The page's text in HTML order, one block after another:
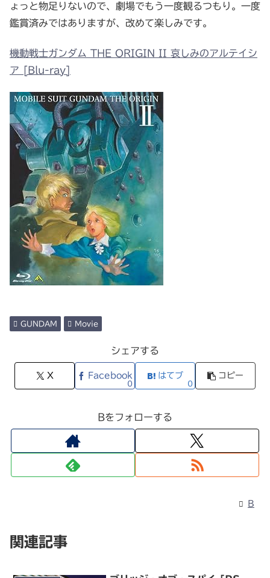
ょっと物足りないので、劇場でもう一度観るつもり。一度
鑑賞済みではありますが、改めて楽しみです。
機動戦士ガンダム THE ORIGIN II 哀しみのアルテイシ
ア [Blu-ray]
GUNDAM Movie
シェアする
X Facebook
0
はてブ
0
コピー
Bをフォローする
B
関連記事